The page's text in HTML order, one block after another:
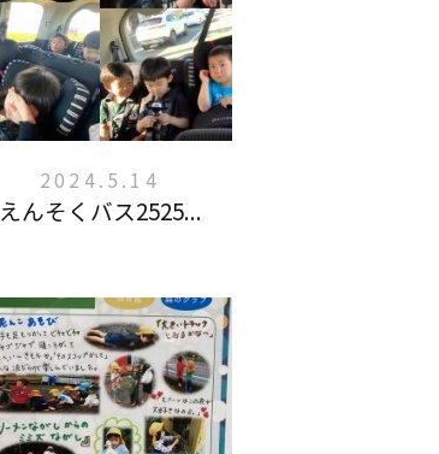
2024.5.14
えんそくバス2525...